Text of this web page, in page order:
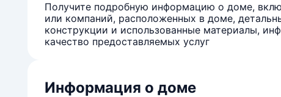
Получите подробную информацию о доме,
или компаний, расположенных в доме,
конструкции и использованные материалы,
качество предоставляемых услуг
Информация о доме